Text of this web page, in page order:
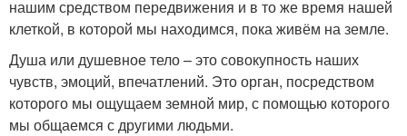
нашим средством передвижения и в то же время нашей
клеткой, в которой мы находимся, пока живём на земле.
Душа или душевное тело – это совокупность наших
чувств, эмоций, впечатлений. Это орган, посредством
которого мы ощущаем земной мир, с помощью которого
мы общаемся с другими людьми.